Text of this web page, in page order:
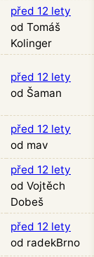
před 12 lety
od Tomáš
Kolinger
před 12 lety
od Šaman
před 12 lety
od mav
před 12 lety
od Vojtěch
Dobeš
před 12 lety
od radekBrno